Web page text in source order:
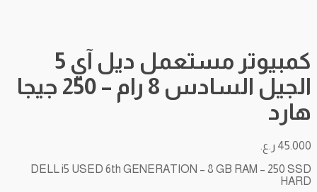
كمبيوتر مستعمل ديل آي 5
الجيل السادس 8 رام – 250 جيجا
هارد
45.000 ر.ع.
DELL i5 USED 6th GENERATION – 8 GB RAM – 250 SSD
HARD